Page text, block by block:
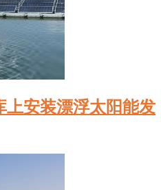
上安装漂浮太阳能发